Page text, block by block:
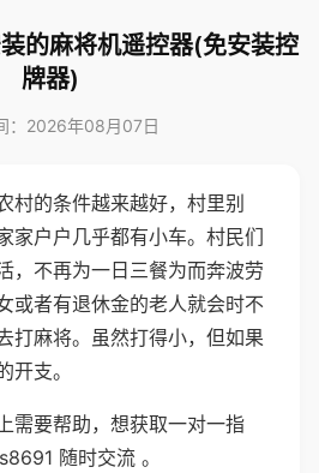
的麻将机遥控器(免安装控
牌器)
：2026年08月07日
村的条件越来越好，村里别
家户户几乎都有小车。村民们
，不再为一日三餐为而奔波劳
或者有退休金的老人就会时不
打麻将。虽然打得小，但如果
开支。
需要帮助，想获取一对一指
随时交流 。